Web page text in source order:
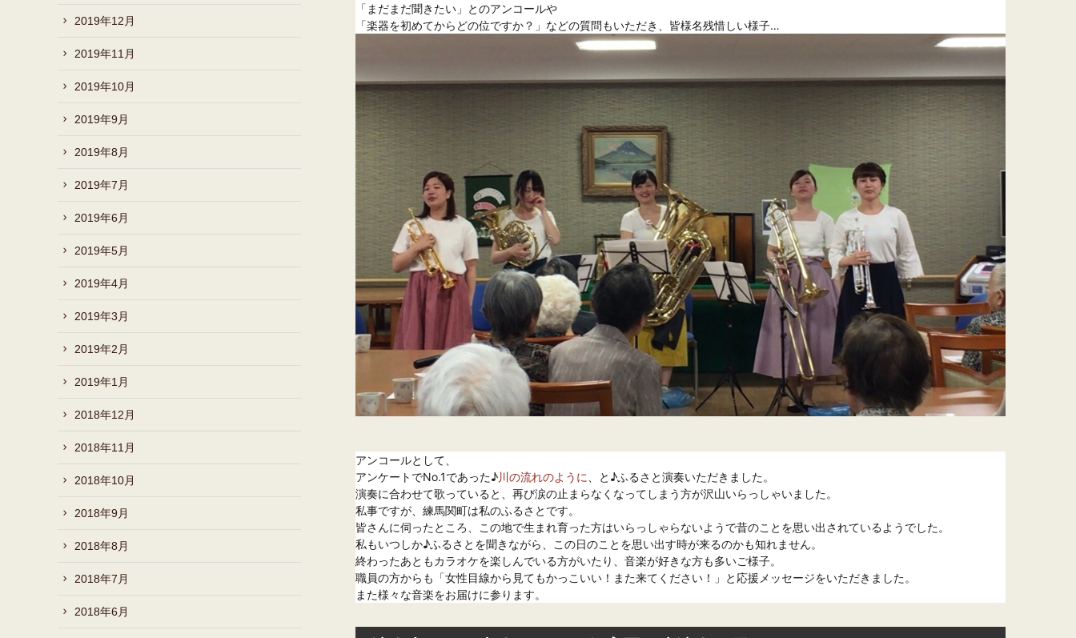
「まだまだ聞きたい」とのアンコールや
「楽器を初めてからどの位ですか？」などの質問もいただき、皆様名残惜しい様子…
アンコールとして、
アンケートでNo.1であった♪川の流れのように
、と♪ふるさと演奏いただきました。
演奏に合わせて歌っていると、再び涙の止まらなくなってしまう方が沢山いらっしゃいました。
私事ですが、練馬関町は私のふるさとです。
皆さんに伺ったところ、この地で生まれ育った方はいらっしゃらないようで昔のことを思い出されているようでした。
私もいつしか♪ふるさとを聞きながら、この日のことを思い出す時が来るのかも知れません。
終わったあともカラオケを楽しんでいる方がいたり、音楽が好きな方も多いご様子。
職員の方からも「女性目線から見てもかっこいい！また来てください！」と応援メッセージをいただきました。
また様々な音楽をお届けに参ります。
2019年12月
2019年11月
2019年10月
2019年9月
2019年8月
2019年7月
2019年6月
2019年5月
2019年4月
2019年3月
2019年2月
2019年1月
2018年12月
2018年11月
2018年10月
2018年9月
2018年8月
2018年7月
2018年6月